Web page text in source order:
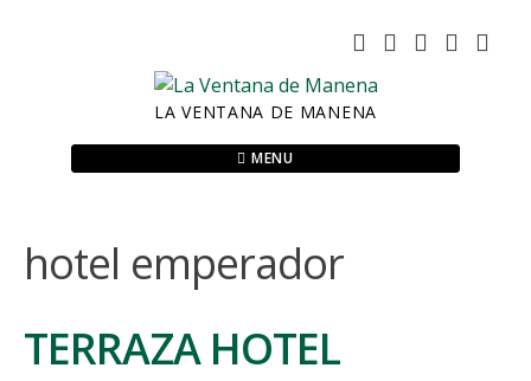
LA VENTANA DE MANENA
MENU
hotel emperador
TERRAZA HOTEL